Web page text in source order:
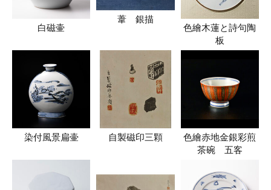
白磁壷
葦 銀描
色繪木蓮と詩句陶
板
染付風景扁壷 自製磁印三顆
色繪赤地金銀彩煎
茶碗 五客